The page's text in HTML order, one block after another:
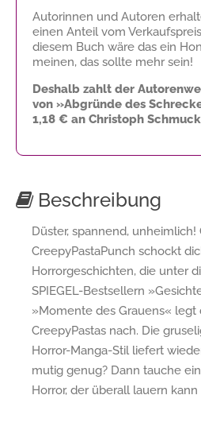
Autorinnen und Autoren
einen Anteil vom
diesem Buch wäre das ein
meinen, das sollte mehr sein!
Deshalb zahlt der
von »Abgründe des
1,18 € an Christoph
Beschreibung
Düster, spannend,
CreepyPastaPunch schockt
Horrorgeschichten, die unter
SPIEGEL-Bestsellern
»Momente des Grauens« legt
CreepyPastas nach. Die
Horror-Manga-Stil liefert
mutig genug? Dann tauche
Horror, der überall lauern